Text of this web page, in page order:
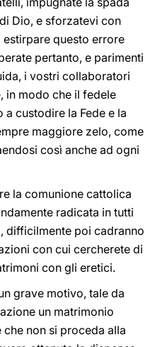
Dio, e sforzatevi con
estirpare questo errore
pertanto, e parimenti
i vostri collaboratori
in modo che il fedele
custodire la Fede e la
maggiore zelo, come
così anche ad ogni
la comunione cattolica
radicata in tutti
difficilmente poi cadranno
con cui cercherete di
con gli eretici.
grave motivo, tale da
un matrimonio
non si proceda alla